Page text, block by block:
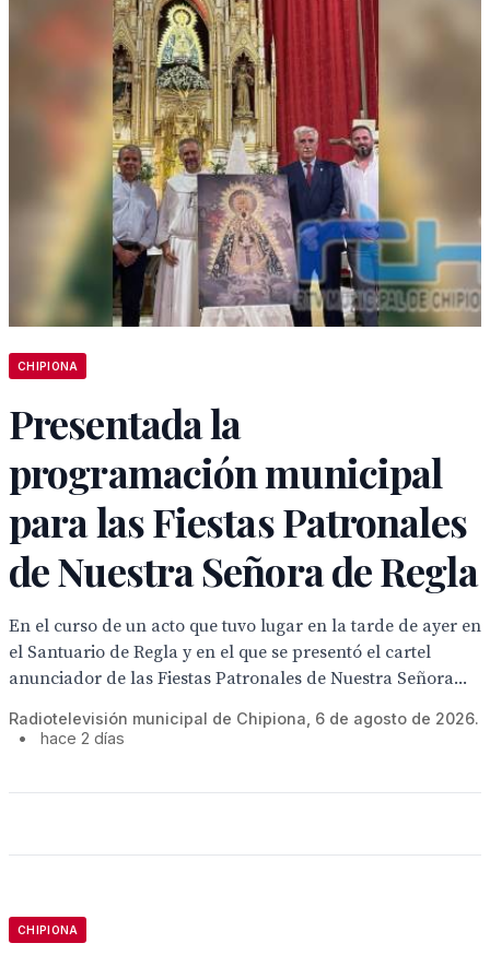
CHIPIONA
Presentada la
programación municipal
para las Fiestas Patronales
de Nuestra Señora de Regla
En el curso de un acto que tuvo lugar en la tarde de ayer en
el Santuario de Regla y en el que se presentó el cartel
anunciador de las Fiestas Patronales de Nuestra Señora...
Radiotelevisión municipal de Chipiona, 6 de agosto de 2026.
•
hace 2 días
CHIPIONA